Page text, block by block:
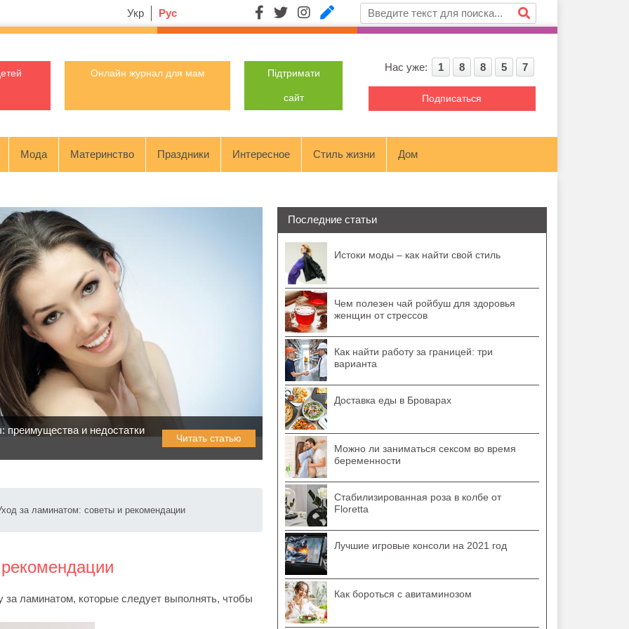
Укр Рус
Онлайн журнал для мам Підтримати
сайт
Нас уже: 1 8 8 5 7
Подписаться
Мода Материнство Праздники Интересное Стиль жизни Дом
преимущества и недостатки
Читать статью
за ламинатом: советы и рекомендации
ламинатом, которые следует выполнять, чтобы
Последние статьи
Истоки моды – как найти свой стиль
Чем полезен чай ройбуш для здоровья
женщин от стрессов
Как найти работу за границей: три
варианта
Доставка еды в Броварах
Можно ли заниматься сексом во время
беременности
Стабилизированная роза в колбе от
Floretta
Лучшие игровые консоли на 2021 год
Как бороться с авитаминозом